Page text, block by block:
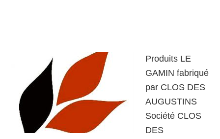
Produits LE
GAMIN fabriqué
par CLOS DES
AUGUSTINS
Société CLOS
DES